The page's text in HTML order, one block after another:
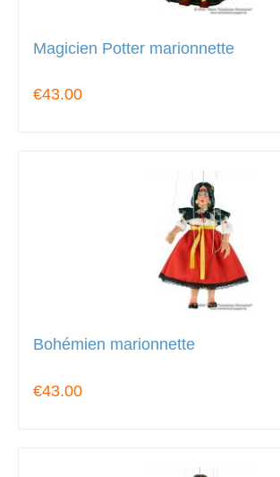
Magicien Potter marionnette
€43.00
Bohémien marionnette
€43.00